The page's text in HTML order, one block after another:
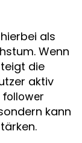
als
Wenn
die
aktiv
follower
kann